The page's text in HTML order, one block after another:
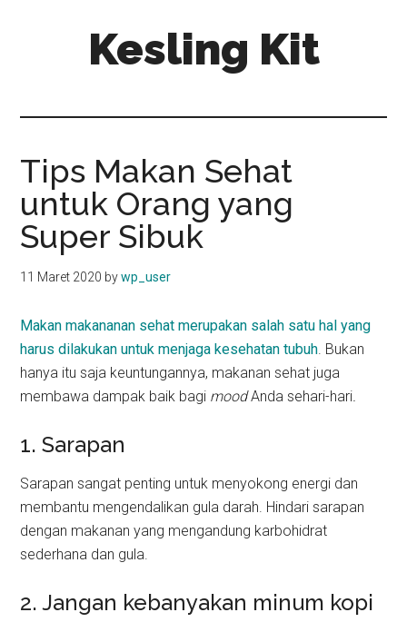
Kesling Kit
Tips Makan Sehat
untuk Orang yang
Super Sibuk
11 Maret 2020 bywp_user
Makan makananan sehat merupakan salah satu hal yang
harus dilakukan untuk menjaga kesehatan tubuh. Bukan
hanya itu saja keuntungannya, makanan sehat juga
membawa dampak baik bagi moodAnda sehari-hari.
1. Sarapan
Sarapan sangat penting untuk menyokong energi dan
membantu mengendalikan gula darah. Hindari sarapan
dengan makanan yang mengandung karbohidrat
sederhana dan gula.
2. Jangan kebanyakan minum kopi